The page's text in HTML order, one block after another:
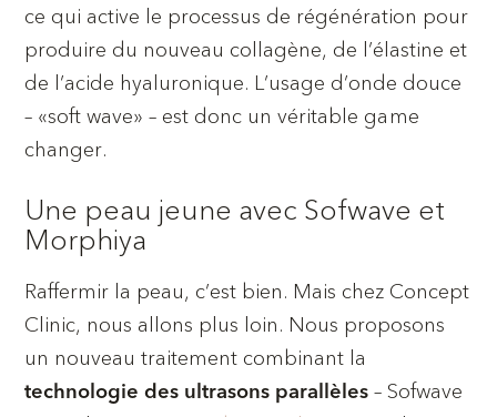
ce qui active le processus de régénération pour
produire du nouveau collagène, de l’élastine et
de l’acide hyaluronique. L’usage d’onde douce
– «soft wave» – est donc un véritable game
changer.
Une peau jeune avec Sofwave et
Morphiya
Raffermir la peau, c’est bien. Mais chez Concept
Clinic, nous allons plus loin. Nous proposons
un nouveau traitement combinant la
technologie des ultrasons parallèles – Sofwave